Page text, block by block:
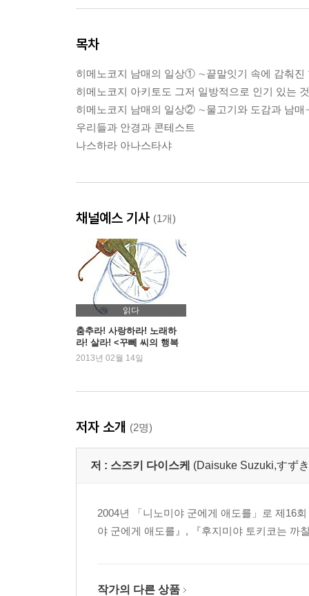
목차
히메노코지 남매의 일상① ∼끝말잇기 속에 감춰진
히메노코지 아키토도 그저 일방적으로 인기 있는
히메노코지 남매의 일상② ∼물고기와 도감과 남매
우리들과 안경과 콘테스트
나스하라 아나스타샤
채널예스 기사 (1개)
읽다
춤추라! 사랑하라! 노래하
라! 살라! <꾸뻬 씨의 행복
여행>
2013년 02월 14일
저자 소개 (2명)
저 : 스즈키 다이스케 (Daisuke Suzuki,すず
2004년 「니노미야 군에게 애도를」로 제16
야 군에게 애도를』, 『후지미야 토키코는 까
작가의 다른 상품